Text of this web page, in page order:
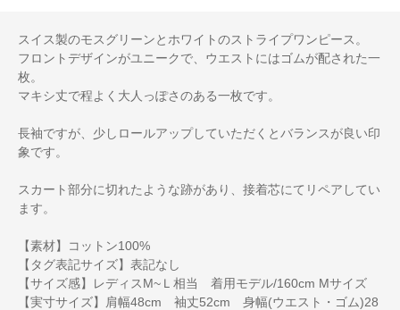
スイス製のモスグリーンとホワイトのストライプワンピース。
フロントデザインがユニークで、ウエストにはゴムが配された一
枚。
マキシ丈で程よく大人っぽさのある一枚です。
長袖ですが、少しロールアップしていただくとバランスが良い印
象です。
スカート部分に切れたような跡があり、接着芯にてリペアしてい
ます。
【素材】コットン100%
【タグ表記サイズ】表記なし
【サイズ感】レディスM~Ｌ相当 着用モデル/160cm Mサイズ
【実寸サイズ】肩幅48cm 袖丈52cm 身幅(ウエスト・ゴム)28